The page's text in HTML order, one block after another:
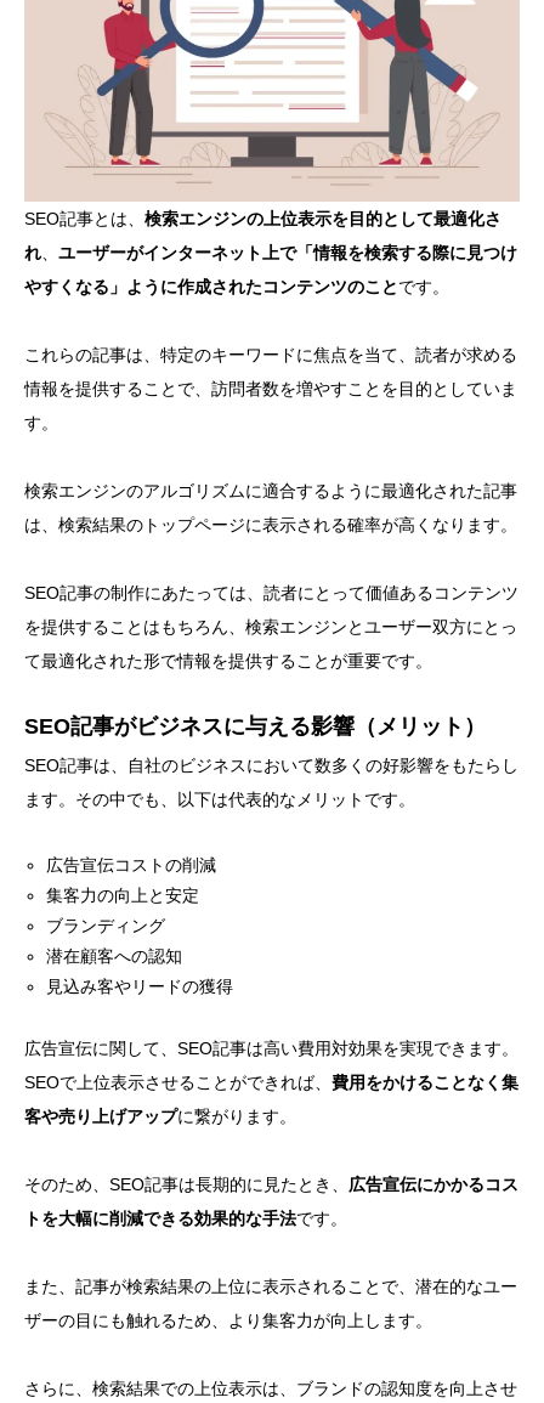
SEO記事とは、 検索エンジンの上位表示を目的として最適化さ
れ
ユーザーがインターネット上で「情報を検索する際に見つけ
やすくなる」ように作成されたコンテンツのことです。
これらの記事は、特定のキーワードに焦点を当て、読者が求める
情報を提供することで、訪問者数を増やすことを目的としていま
す。
検索エンジンのアルゴリズムに適合するように最適化された記事
は、検索結果のトップページに表示される確率が高くなります。
SEO記事の制作にあたっては、読者にとって価値あるコンテンツ
を提供することはもちろん、検索エンジンとユーザー双方にとっ
て最適化された形で情報を提供することが重要です。
SEO記事がビジネスに与える影響（メリット）
SEO記事は、自社のビジネスにおいて数多くの好影響をもたらし
ます。その中でも、以下は代表的なメリットです。
広告宣伝コストの削減
集客力の向上と安定
ブランディング
潜在顧客への認知
見込み客やリードの獲得
広告宣伝に関して、SEO記事は高い費用対効果を実現できます。
SEOで上位表示させることができれば、 費用をかけることなく集
客や売り上げアップに繋がります。
そのため、SEO記事は長期的に見たとき、 広告宣伝にかかるコス
トを大幅に削減できる効果的な手法です。
また、記事が検索結果の上位に表示されることで、潜在的なユー
ザーの目にも触れるため、より集客力が向上します。
さらに、検索結果での上位表示は、ブランドの認知度を向上させ